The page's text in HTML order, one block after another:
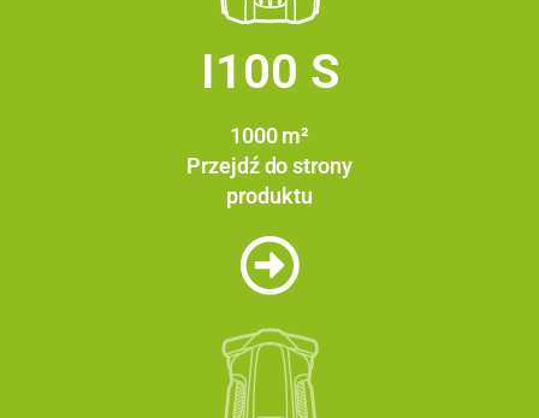
I100 S
1000 m²
Przejdź do strony
produktu